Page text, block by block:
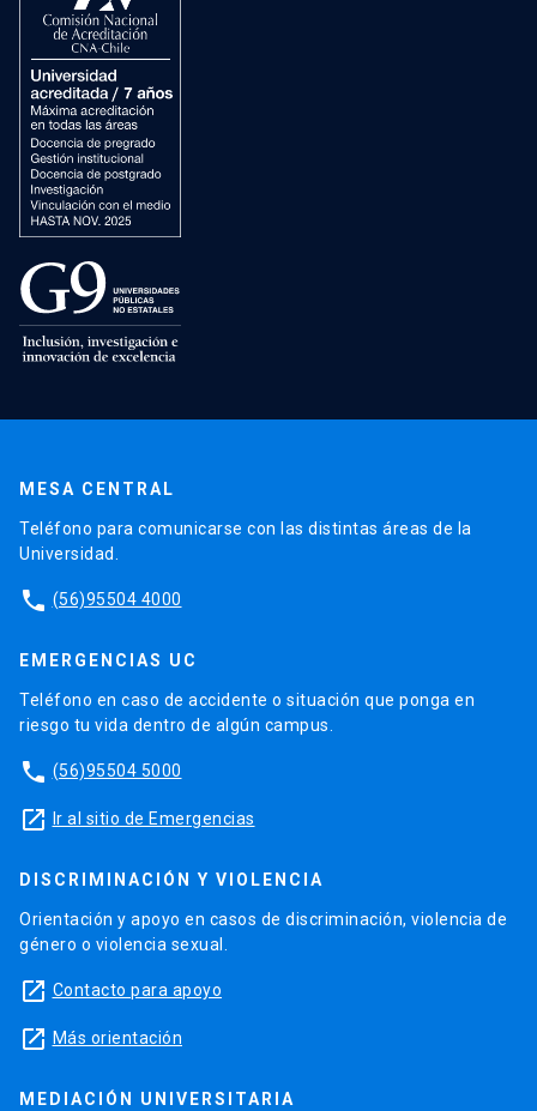
MESA CENTRAL
Teléfono para comunicarse con las distintas áreas de la
Universidad.
phone (56)95504 4000
EMERGENCIAS UC
Teléfono en caso de accidente o situación que ponga en
riesgo tu vida dentro de algún campus.
phone (56)95504 5000
launch Ir al sitio de Emergencias
DISCRIMINACIÓN Y VIOLENCIA
Orientación y apoyo en casos de discriminación, violencia de
género o violencia sexual.
launch Contacto para apoyo
launch Más orientación
MEDIACIÓN UNIVERSITARIA